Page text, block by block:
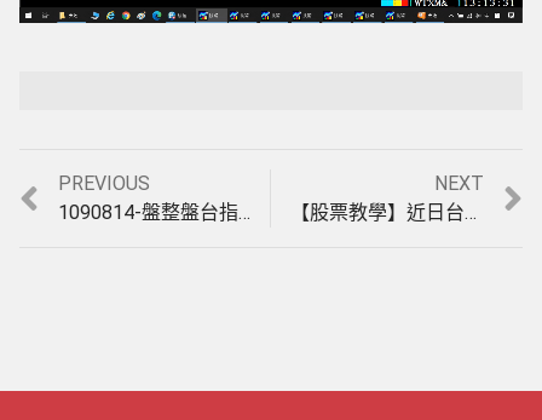
Loaded:
4.66%
Playback Rate
Unmute
文
PREVIOUS
Previous
post:
1090814-盤整盤台指期貨當沖一星期又大賺500點(收盤價計算)，您的軟體為什麼還是大賠?8月10日至14日期貨教學。
NEXT
post:
【股票教學】近日台股族群已經輪動到中小型及傳產股，你還後知後覺嗎?實例印證教學。(1090907)。